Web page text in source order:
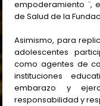
empoderamiento ¨,
de Salud de la
Asimismo, para
adolescentes
como agentes de
instituciones
embarazo y
responsabilidad y